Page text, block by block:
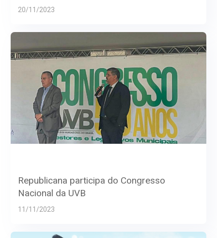
Pública
20/11/2023
Republicana participa do Congresso
Nacional da UVB
11/11/2023